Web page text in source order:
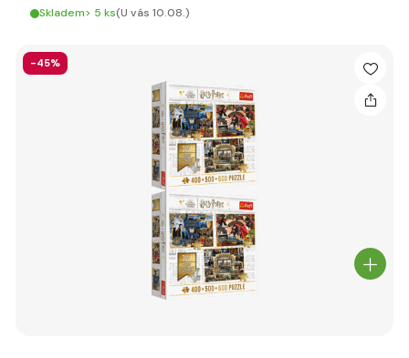
Skladem> 5 ks(U vás 10.08.)
-45%